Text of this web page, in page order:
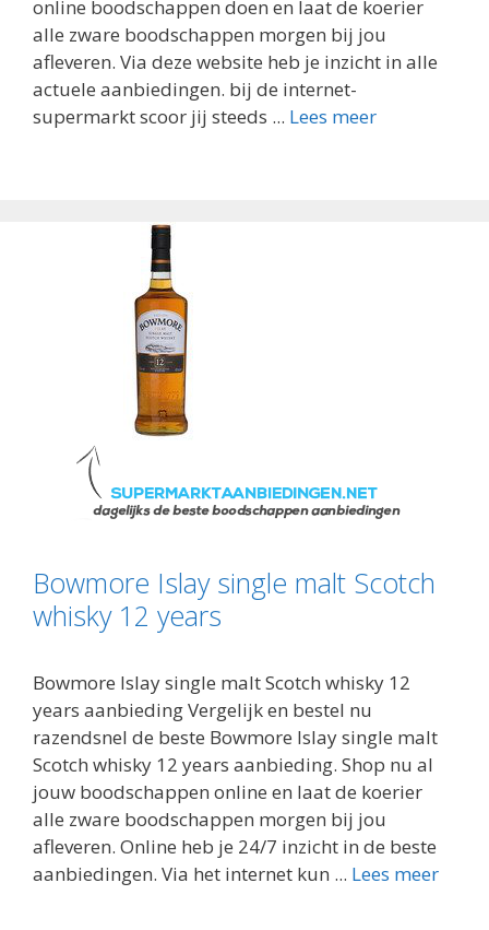
online boodschappen doen en laat de koerier
alle zware boodschappen morgen bij jou
afleveren. Via deze website heb je inzicht in alle
actuele aanbiedingen. bij de internet-
supermarkt scoor jij steeds ... Lees meer
Bowmore Islay single malt Scotch
whisky 12 years
Bowmore Islay single malt Scotch whisky 12
years aanbieding Vergelijk en bestel nu
razendsnel de beste Bowmore Islay single malt
Scotch whisky 12 years aanbieding. Shop nu al
jouw boodschappen online en laat de koerier
alle zware boodschappen morgen bij jou
afleveren. Online heb je 24/7 inzicht in de beste
aanbiedingen. Via het internet kun ... Lees meer